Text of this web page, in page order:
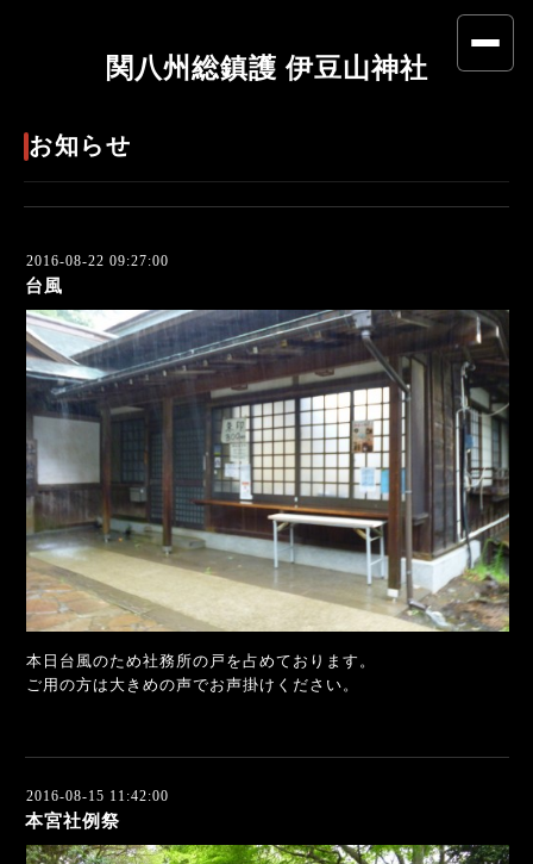
関八州総鎮護 伊豆山神社
お知らせ
2016-08-22 09:27:00
台風
本日台風のため社務所の戸を占めております。
ご用の方は大きめの声でお声掛けください。
2016-08-15 11:42:00
本宮社例祭